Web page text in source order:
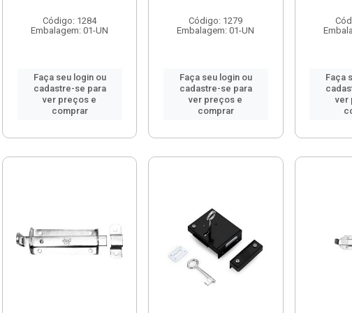
Código: 1284
Embalagem: 01-UN
Faça seu login ou
cadastre-se para
ver preços e
comprar
Código: 1279
Embalagem: 01-UN
Faça seu login ou
cadastre-se para
ver preços e
comprar
Faça
ver